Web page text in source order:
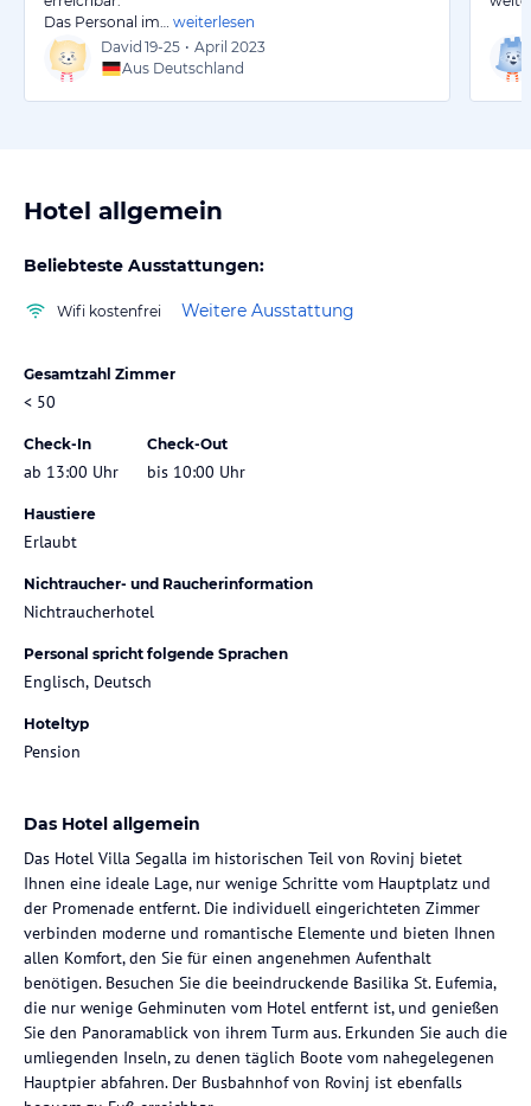
Das Personal im…
weiterlesen
David 19-25 • April 2023
Aus Deutschland
Hotel allgemein
Beliebteste Ausstattungen:
Wifi kostenfrei Weitere Ausstattung
Gesamtzahl Zimmer
< 50
Check-In
ab 13:00 Uhr
Check-Out
bis 10:00 Uhr
Haustiere
Erlaubt
Nichtraucher- und Raucherinformation
Nichtraucherhotel
Personal spricht folgende Sprachen
Englisch, Deutsch
Hoteltyp
Pension
Das Hotel allgemein
Das Hotel Villa Segalla im historischen Teil von Rovinj bietet
Ihnen eine ideale Lage, nur wenige Schritte vom Hauptplatz und
der Promenade entfernt. Die individuell eingerichteten Zimmer
verbinden moderne und romantische Elemente und bieten Ihnen
allen Komfort, den Sie für einen angenehmen Aufenthalt
benötigen. Besuchen Sie die beeindruckende Basilika St. Eufemia,
die nur wenige Gehminuten vom Hotel entfernt ist, und genießen
Sie den Panoramablick von ihrem Turm aus. Erkunden Sie auch die
umliegenden Inseln, zu denen täglich Boote vom nahegelegenen
Hauptpier abfahren. Der Busbahnhof von Rovinj ist ebenfalls